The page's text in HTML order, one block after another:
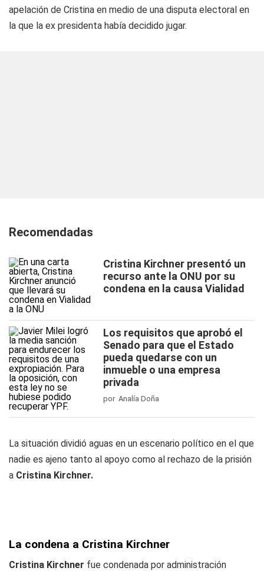
apelación de Cristina en medio de una disputa electoral en
la que la ex presidenta había decidido jugar.
Recomendadas
Cristina Kirchner presentó un
recurso ante la ONU por su
condena en la causa Vialidad
Los requisitos que aprobó el
Senado para que el Estado
pueda quedarse con un
inmueble o una empresa
privada
por Analía Doña
La situación dividió aguas en un escenario político en el que
nadie es ajeno tanto al apoyo como al rechazo de la prisión
a Cristina Kirchner.
La condena a Cristina Kirchner
Cristina Kirchner fue condenada por administración